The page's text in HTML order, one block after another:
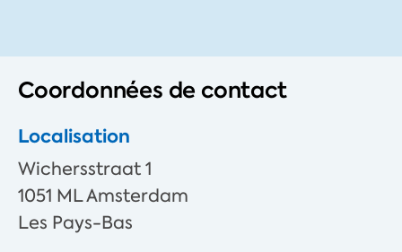
Coordonnées de contact
Localisation
Wichersstraat 1
1051 ML Amsterdam
Les Pays-Bas